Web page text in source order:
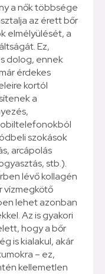
a nők többsége
az érett bőr
elmélyülését, a
Ez,
dolog, ennek
érdekes
kortól
a
szokások
arcápolás
stb.).
lévő kollagén
vízmegkötő
lehet azonban
Az is gyakori
hogy a bőr
is kialakul, akár
– ez,
kellemetlen